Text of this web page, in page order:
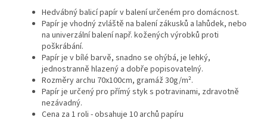
Hedvábný balicí papír v balení určeném pro domácnost.
Papír je vhodný zvláště na balení zákusků a lahůdek, nebo
na univerzální balení např. kožených výrobků proti
poškrábání.
Papír je v bílé barvě, snadno se ohýbá, je lehký,
jednostranně hlazený a dobře popisovatelný.
Rozměry archu 70x100cm, gramáž 30g/m².
Papír je určený pro přímý styk s potravinami, zdravotně
nezávadný.
Cena za 1 roli - obsahuje 10 archů papíru